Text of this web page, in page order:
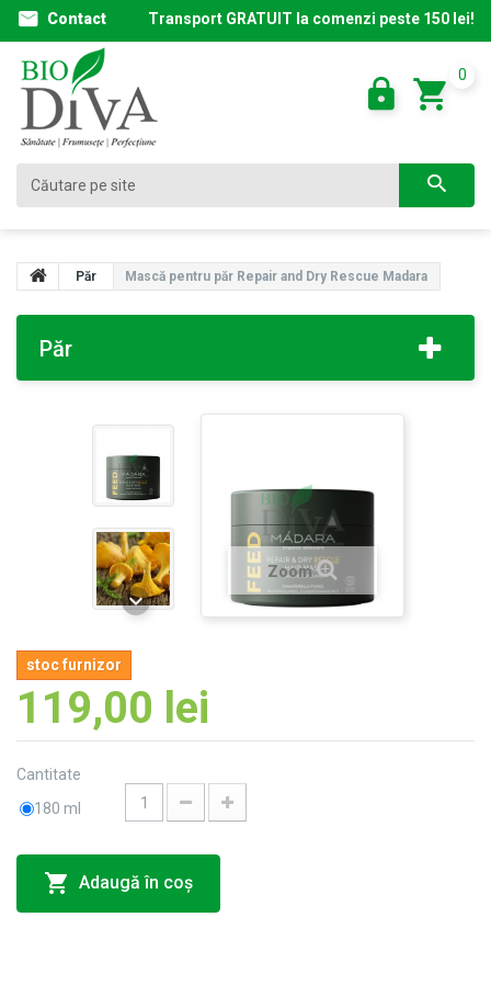
Contact Transport GRATUIT la comenzi peste 150 lei!
0
Păr Mască pentru păr Repair and Dry Rescue Madara
Păr
Zoom
stoc furnizor
119,00 lei
Cantitate
180 ml
Adaugă în coş